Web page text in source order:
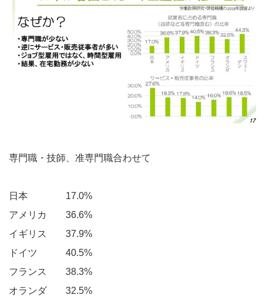
専門職・技師、准専門職合わせて
日本 17.0%
アメリカ 36.6%
イギリス 37.9%
ドイツ 40.5%
フランス 38.3%
オランダ 32.5%